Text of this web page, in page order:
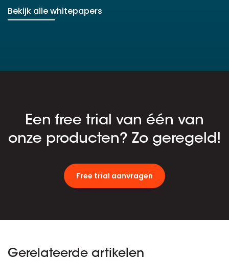
Bekijk alle whitepapers
Een free trial van één van
onze producten? Zo geregeld!
Free trial aanvragen
Gerelateerde artikelen